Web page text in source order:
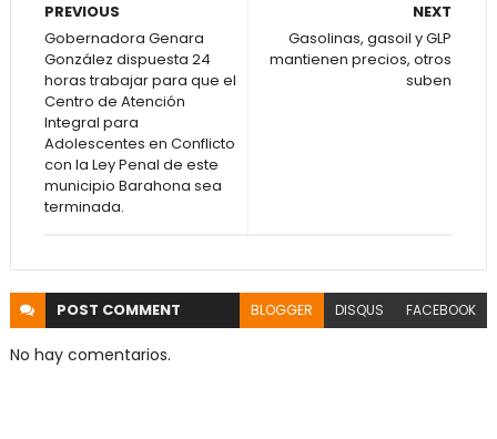
NEXT
Gasolinas, gasoil y GLP
mantienen precios, otros
suben
PREVIOUS
Gobernadora Genara
González dispuesta 24
horas trabajar para que el
Centro de Atención
Integral para
Adolescentes en Conflicto
con la Ley Penal de este
municipio Barahona sea
terminada.
POST COMMENT BLOGGER DISQUS FACEBOOK
No hay comentarios.